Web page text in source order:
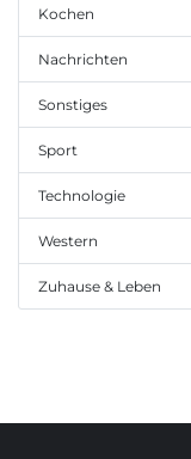
Kochen
Nachrichten
Sonstiges
Sport
Technologie
Western
Zuhause & Leben